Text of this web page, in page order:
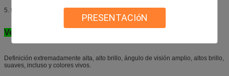
PRESENTACIóN
5. tarifa de remisión del cliente delhasta60%
Ventajas del producto:
Definición extremadamente alta, alto brillo, ángulo de visión amplio, altos brillo,
suaves, incluso y colores vivos.